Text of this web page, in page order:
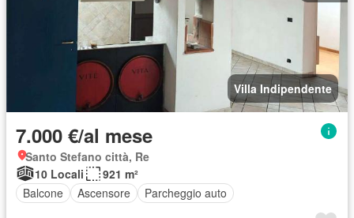
Villa Indipendente
7.000 €/al mese
Santo Stefano città, Re
10 Locali
921 m²
Balcone
Ascensore Parcheggio auto